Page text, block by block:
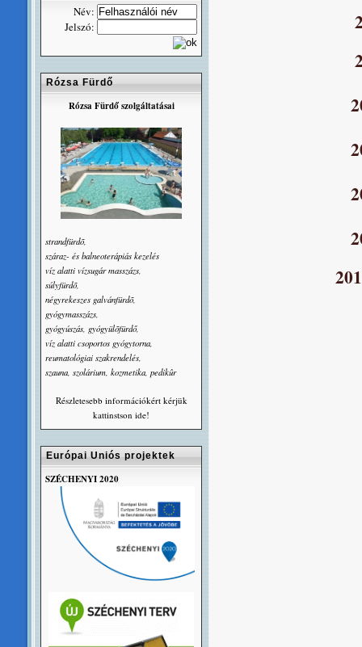
Név:
Jelszó:
Rózsa Fürdő
Rózsa Fürdő szolgáltatásai
strandfürdõ,
száraz- és balneoterápiás kezelés
víz alatti vízsugár masszázs,
súlyfürdõ,
négyrekeszes galvánfürdõ,
gyógymasszázs,
gyógyúszás, gyógyülõfürdő,
víz alatti csoportos gyógytorna,
reumatológiai szakrendelés,
szauna, szolárium, kozmetika, pedikûr
Részletesebb információkért kérjük
kattinstson ide!
Európai Uniós projektek
SZÉCHENYI 2020